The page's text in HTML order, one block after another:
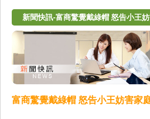
新聞快訊-富商驚覺戴綠帽 怒告小王
富商驚覺戴綠帽 怒告小王妨害家